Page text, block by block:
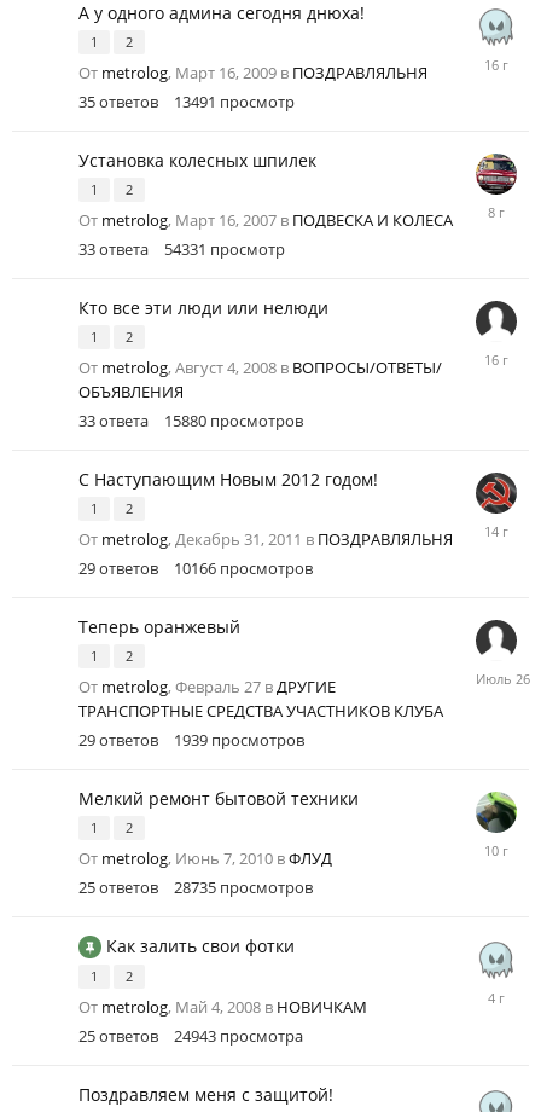
А у одного админа сегодня днюха!
1 2
От metrolog, Март 16, 2009 в ПОЗДРАВЛЯЛЬНЯ
35ответов 13491 просмотр
Март
Установка колесных шпилек
1 2
От metrolog, Март 16, 2007 в ПОДВЕСКА И КОЛЕСА
33ответа 54331 просмотр
Май
Кто все эти люди или нелюди
1 2
От metrolog, Август 4, 2008 в ВОПРОСЫ/ОТВЕТЫ/
ОБЪЯВЛЕНИЯ
33ответа 15880 просмотров
Ноябрь
С Наступающим Новым 2012 годом!
1 2
От metrolog, Декабрь 31, 2011 в ПОЗДРАВЛЯЛЬНЯ
29ответов 10166 просмотров
Январь
Теперь оранжевый
1 2
От metrolog, Февраль 27 вДРУГИЕ
ТРАНСПОРТНЫЕ СРЕДСТВА УЧАСТНИКОВ КЛУБА
29ответов 1939 просмотров
Июль
Мелкий ремонт бытовой техники
1 2
От metrolog, Июнь 7, 2010 вФЛУД
25ответов 28735 просмотров
Февраль
Как залить свои фотки
1 2
От metrolog, Май 4, 2008 в НОВИЧКАМ
25ответов 24943 просмотра
Апрель
Поздравляем меня с защитой!